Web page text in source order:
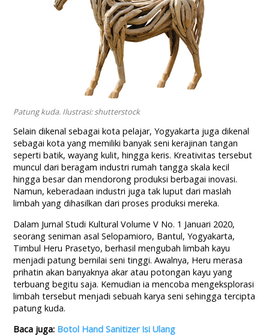
Patung kuda. Ilustrasi: shutterstock
Selain dikenal sebagai kota pelajar, Yogyakarta juga dikenal
sebagai kota yang memiliki banyak seni kerajinan tangan
seperti batik, wayang kulit, hingga keris. Kreativitas tersebut
muncul dari beragam industri rumah tangga skala kecil
hingga besar dan mendorong produksi berbagai inovasi.
Namun, keberadaan industri juga tak luput dari maslah
limbah yang dihasilkan dari proses produksi mereka.
Dalam Jurnal Studi Kultural Volume V No. 1 Januari 2020,
seorang seniman asal Selopamioro, Bantul, Yogyakarta,
Timbul Heru Prasetyo, berhasil mengubah limbah kayu
menjadi patung bernilai seni tinggi. Awalnya, Heru merasa
prihatin akan banyaknya akar atau potongan kayu yang
terbuang begitu saja. Kemudian ia mencoba mengeksplorasi
limbah tersebut menjadi sebuah karya seni sehingga tercipta
patung kuda.
Baca juga: Botol Hand Sanitizer Isi Ulang